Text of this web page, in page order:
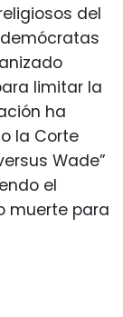
del
limitar la
ha
la Corte
Wade”
el
muerte para